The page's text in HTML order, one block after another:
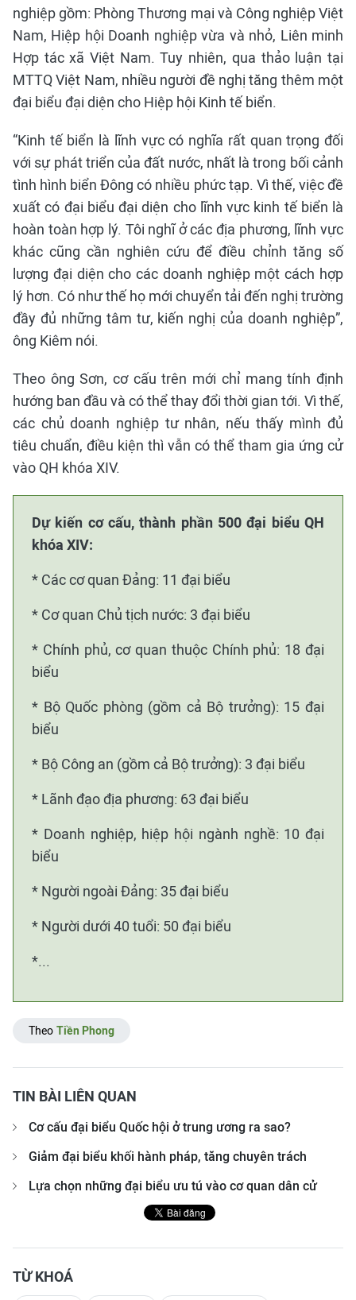
nghiệp gồm: Phòng Thương mại và Công nghiệp Việt
Nam, Hiệp hội Doanh nghiệp vừa và nhỏ, Liên minh
Hợp tác xã Việt Nam. Tuy nhiên, qua thảo luận tại
MTTQ Việt Nam, nhiều người đề nghị tăng thêm một
đại biểu đại diện cho Hiệp hội Kinh tế biển.
“Kinh tế biển là lĩnh vực có nghĩa rất quan trọng đối
với sự phát triển của đất nước, nhất là trong bối cảnh
tình hình biển Đông có nhiều phức tạp. Vì thế, việc đề
xuất có đại biểu đại diện cho lĩnh vực kinh tế biển là
hoàn toàn hợp lý. Tôi nghĩ ở các địa phương, lĩnh vực
khác cũng cần nghiên cứu để điều chỉnh tăng số
lượng đại diện cho các doanh nghiệp một cách hợp
lý hơn. Có như thế họ mới chuyển tải đến nghị trường
đầy đủ những tâm tư, kiến nghị của doanh nghiệp”,
ông Kiêm nói.
Theo ông Sơn, cơ cấu trên mới chỉ mang tính định
hướng ban đầu và có thể thay đổi thời gian tới. Vì thế,
các chủ doanh nghiệp tư nhân, nếu thấy mình đủ
tiêu chuẩn, điều kiện thì vẫn có thể tham gia ứng cử
vào QH khóa XIV.
Dự kiến cơ cấu, thành phần 500 đại biểu QH
khóa XIV:
* Các cơ quan Đảng: 11 đại biểu
* Cơ quan Chủ tịch nước: 3 đại biểu
* Chính phủ, cơ quan thuộc Chính phủ: 18 đại
biểu
* Bộ Quốc phòng (gồm cả Bộ trưởng): 15 đại
biểu
* Bộ Công an (gồm cả Bộ trưởng): 3 đại biểu
* Lãnh đạo địa phương: 63 đại biểu
* Doanh nghiệp, hiệp hội ngành nghề: 10 đại
biểu
* Người ngoài Đảng: 35 đại biểu
* Người dưới 40 tuổi: 50 đại biểu
*...
Theo Tiền Phong
TIN BÀI LIÊN QUAN
Cơ cấu đại biểu Quốc hội ở trung ương ra sao?
Giảm đại biểu khối hành pháp, tăng chuyên trách
Lựa chọn những đại biểu ưu tú vào cơ quan dân cử
TỪ KHOÁ